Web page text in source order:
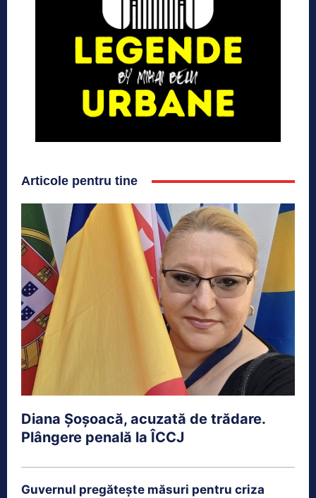
Articole pentru tine
Diana Șoșoacă, acuzată de trădare.
Plângere penală la ÎCCJ
Guvernul pregătește măsuri pentru criza